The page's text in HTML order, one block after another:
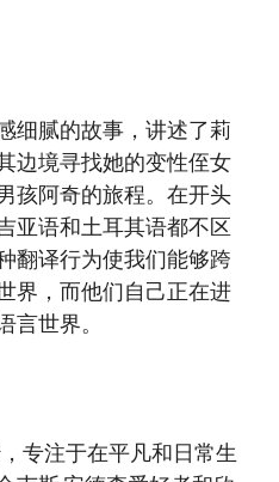
细腻的故事，讲述了莉
边境寻找她的变性侄女
孩阿奇的旅程。在开头
亚语和土耳其语都不区
翻译行为使我们能够跨
界，而他们自己正在进
世界。
专注于在平凡和日常生